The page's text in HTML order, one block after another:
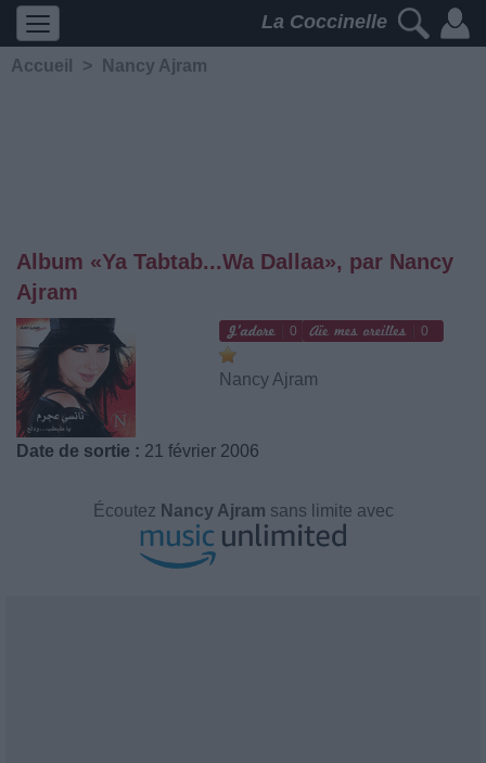
La Coccinelle
Accueil > Nancy Ajram
Album «Ya Tabtab...Wa Dallaa», par Nancy
Ajram
0 0
Nancy Ajram
Date de sortie : 21 février 2006
Écoutez Nancy Ajram sans limite avec